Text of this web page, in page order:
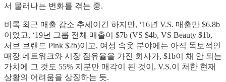
서 물러나는 변화를 겪는 중.
비록 최근 매출 감소 추세이긴 하지만, ‘16년 V.S. 매출만 $6.8b
이었고, ‘19년 그룹 전체 매출이 $7b (VS $4b, VS Beauty $1b,
서브 브랜드 Pink $2b)이고, 여성 속옷 분야에는 아직 독보적인
매장 네트워크와 시장 점유율을 가진 회사가, $1b이 채 안 되는
가치에 그 것도 55% 지분만 매각이 된 것이, V.S.이 처한 현재
상황의 어려움을 상징하는 듯.